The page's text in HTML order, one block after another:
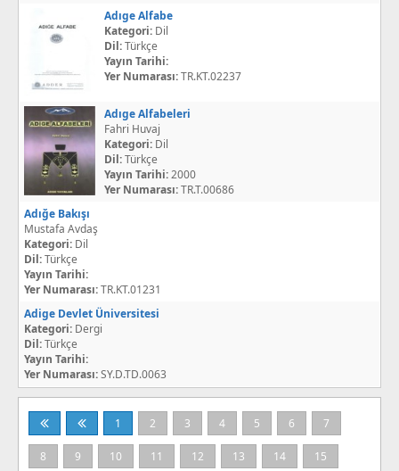
Adıge Alfabe
Kategori: Dil
Dil:Türkçe
Yayın Tarihi:
Yer Numarası:TR.KT.02237
Adıge Alfabeleri
Fahri Huvaj
Kategori: Dil
Dil:Türkçe
Yayın Tarihi:2000
Yer Numarası:TR.T.00686
Adığe Bakışı
Mustafa Avdaş
Kategori: Dil
Dil:Türkçe
Yayın Tarihi:
Yer Numarası:TR.KT.01231
Adige Devlet Üniversitesi
Kategori: Dergi
Dil:Türkçe
Yayın Tarihi:
Yer Numarası:SY.D.TD.0063
1 2 3 4 5 6 7
8 9 10 11 12 13 14 15